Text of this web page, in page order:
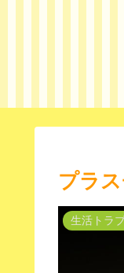
プラ
生活トラ